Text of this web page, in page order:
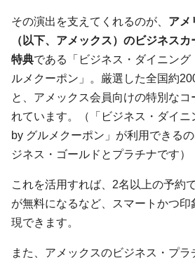
その演出を支えてくれるのが、 アメ
（以下、アメックス）のビジネス
特典である「ビジネス・ダイニン
ルメクーポン」。厳選した全国約
と、アメックス会員向けの特別なコ
れています。（「ビジネス・ダイニ
by グルメクーポン」が利用できる
ジネス・ゴールドとプラチナです）
これを活用すれば、2名以上の予約
が無料になるなど、スマートかつ
現できます。
また、アメックスのビジネス・プ